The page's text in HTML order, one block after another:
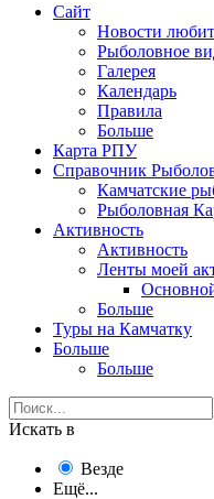
Сайт
Новости
Рыболовное
Галерея
Календарь
Правила
Больше
Карта РПУ
Справочник
Камчатские
Рыболовная
Активность
Активность
Ленты моей
Больше
Туры на Камчатку
Больше
Больше
Искать в
Везде
Ещё...